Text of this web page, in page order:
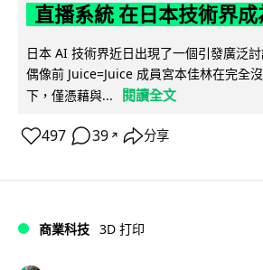
直播系統 在日本技術界
日本 AI 技術界近日出現了一個引發廣泛
偶像前 Juice=Juice 成員宮本佳林在完全
下，僅憑藉與...
閱讀全文
497 39 ↗ 分享
商業科技 3D 打印